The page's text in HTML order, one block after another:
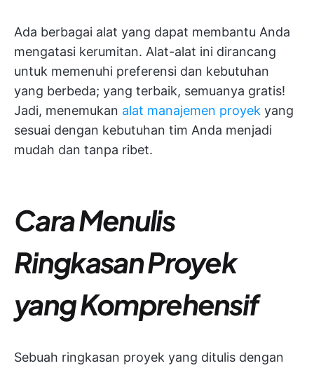
Ada berbagai alat yang dapat membantu Anda
mengatasi kerumitan. Alat-alat ini dirancang
untuk memenuhi preferensi dan kebutuhan
yang berbeda; yang terbaik, semuanya gratis!
Jadi, menemukan alat manajemen proyek yang
sesuai dengan kebutuhan tim Anda menjadi
mudah dan tanpa ribet.
Cara Menulis
Ringkasan Proyek
yang Komprehensif
Sebuah ringkasan proyek yang ditulis dengan